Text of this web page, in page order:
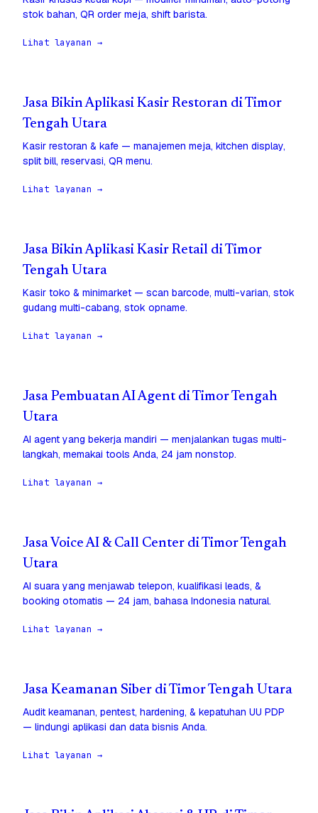
stok bahan, QR order meja, shift barista.
Lihat layanan →
Jasa Bikin Aplikasi Kasir Restoran di Timor
Tengah Utara
Kasir restoran & kafe — manajemen meja, kitchen display,
split bill, reservasi, QR menu.
Lihat layanan →
Jasa Bikin Aplikasi Kasir Retail di Timor
Tengah Utara
Kasir toko & minimarket — scan barcode, multi-varian, stok
gudang multi-cabang, stok opname.
Lihat layanan →
Jasa Pembuatan AI Agent di Timor Tengah
Utara
AI agent yang bekerja mandiri — menjalankan tugas multi-
langkah, memakai tools Anda, 24 jam nonstop.
Lihat layanan →
Jasa Voice AI & Call Center di Timor Tengah
Utara
AI suara yang menjawab telepon, kualifikasi leads, &
booking otomatis — 24 jam, bahasa Indonesia natural.
Lihat layanan →
Jasa Keamanan Siber di Timor Tengah Utara
Audit keamanan, pentest, hardening, & kepatuhan UU PDP
— lindungi aplikasi dan data bisnis Anda.
Lihat layanan →